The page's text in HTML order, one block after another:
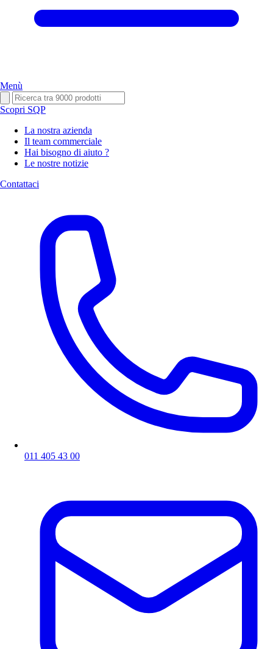
Menù
Scopri SQP
La nostra azienda
Il team commerciale
Hai bisogno di aiuto ?
Le nostre notizie
Contattaci
011 405 43 00